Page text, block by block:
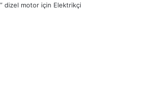
dizel motor için Elektrikçi